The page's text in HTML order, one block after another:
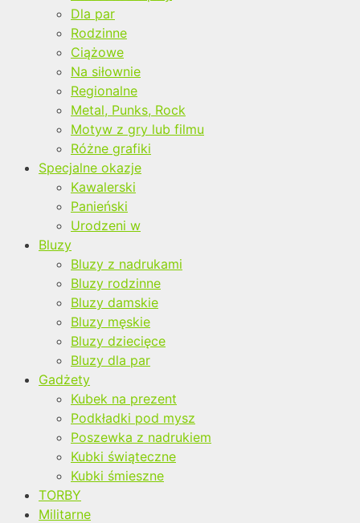
Dla par
Rodzinne
Ciążowe
Na siłownie
Regionalne
Metal, Punks, Rock
Motyw z gry lub filmu
Różne grafiki
Specjalne okazje
Kawalerski
Panieński
Urodzeni w
Bluzy
Bluzy z nadrukami
Bluzy rodzinne
Bluzy damskie
Bluzy męskie
Bluzy dziecięce
Bluzy dla par
Gadżety
Kubek na prezent
Podkładki pod mysz
Poszewka z nadrukiem
Kubki świąteczne
Kubki śmieszne
TORBY
Militarne